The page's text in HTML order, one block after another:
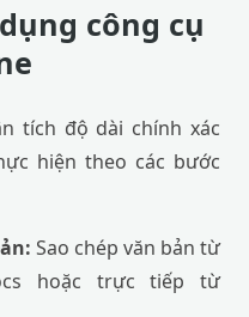
công cụ
tích độ dài chính xác
hiện theo các bước
Sao chép văn bản từ
hoặc trực tiếp từ